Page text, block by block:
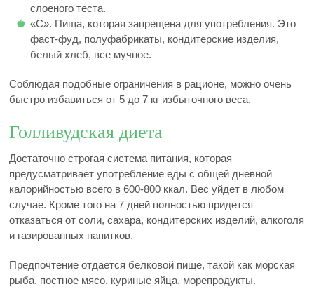
слоеного теста.
«C». Пища, которая запрещена для употребления. Это
фаст-фуд, полуфабрикаты, кондитерские изделия,
белый хлеб, все мучное.
Соблюдая подобные ограничения в рационе, можно очень
быстро избавиться от 5 до 7 кг избыточного веса.
Голливудская диета
Достаточно строгая система питания, которая
предусматривает употребление еды с общей дневной
калорийностью всего в 600-800 ккал. Вес уйдет в любом
случае. Кроме того на 7 дней полностью придется
отказаться от соли, сахара, кондитерских изделий, алкоголя
и газированных напитков.
Предпочтение отдается белковой пище, такой как морская
рыба, постное мясо, куриные яйца, морепродукты.